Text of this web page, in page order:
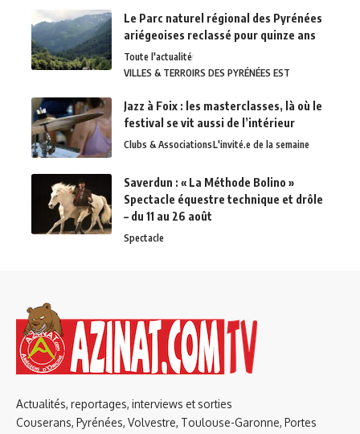
Le Parc naturel régional des Pyrénées
ariégeoises reclassé pour quinze ans
Toute l'actualité
VILLES & TERROIRS DES PYRÉNÉES EST
Jazz à Foix : les masterclasses, là où le
festival se vit aussi de l’intérieur
Clubs & AssociationsL'invité.e de la semaine
Saverdun : « La Méthode Bolino »
Spectacle équestre technique et drôle
– du 11 au 26 août
Spectacle
Actualités, reportages, interviews et sorties
Couserans, Pyrénées, Volvestre, Toulouse-Garonne, Portes